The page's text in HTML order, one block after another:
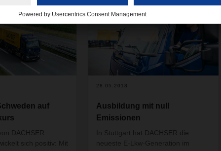
auf
DACHSER
sich positiv: Mit
2
28.05.2018
Ausbildung mit null
Emissionen
In Stuttgart hat DACHSER die
neueste E-Lkw-Generation im